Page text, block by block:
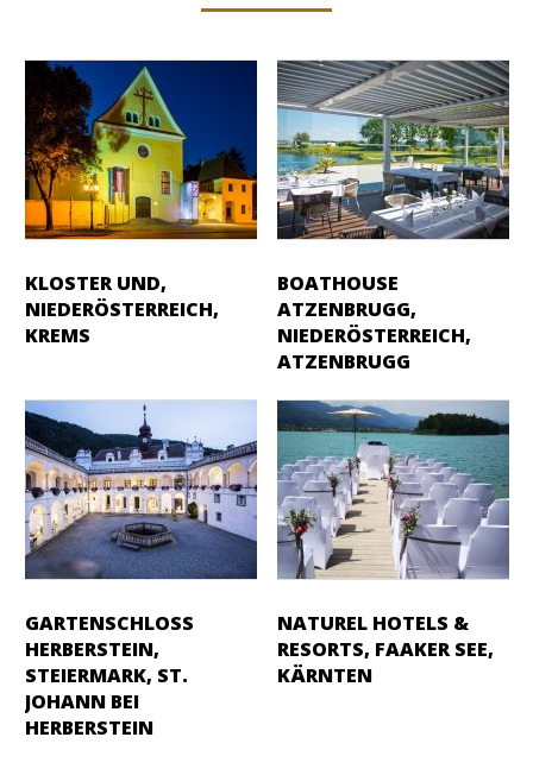
KLOSTER UND,
NIEDERÖSTERREICH,
KREMS
BOATHOUSE
ATZENBRUGG,
NIEDERÖSTERREICH,
ATZENBRUGG
GARTENSCHLOSS
HERBERSTEIN,
STEIERMARK, ST.
JOHANN BEI
HERBERSTEIN
NATUREL HOTELS &
RESORTS, FAAKER SEE,
KÄRNTEN